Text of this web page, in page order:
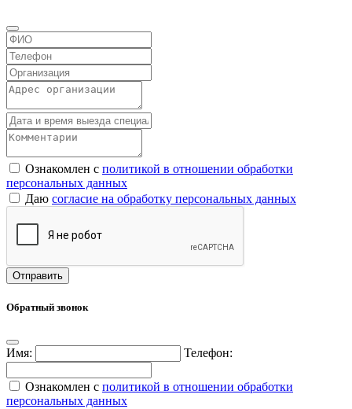
Ознакомлен с политикой в отношении обработки
персональных данных
Даю согласие на обработку персональных данных
Обратный звонок
Имя: Телефон:
Ознакомлен с политикой в отношении обработки
персональных данных